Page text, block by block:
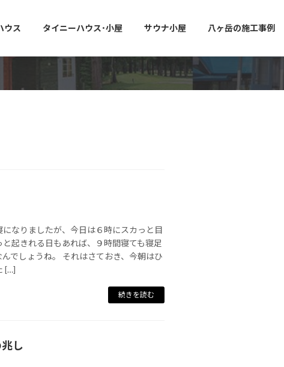
ウス タイニーハウス･小屋 サウナ小屋 八ヶ岳の施工事例
なりましたが、今日は６時にスカっと目
起きれる日もあれば、９時間寝ても寝足
でしょうね。 それはさておき、今朝はひ
[…]
続きを読む
し